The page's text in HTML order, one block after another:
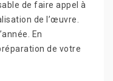
de faire appel à
de l’œuvre.
En
de votre